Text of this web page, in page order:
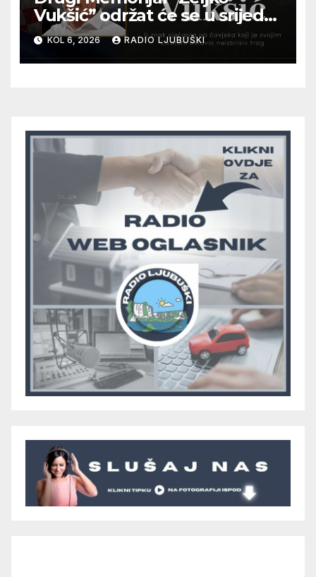
Vukšić” održat će se u srijedu
12. kolovoza u Otoku
KOL 6, 2026 RADIO LJUBUŠKI